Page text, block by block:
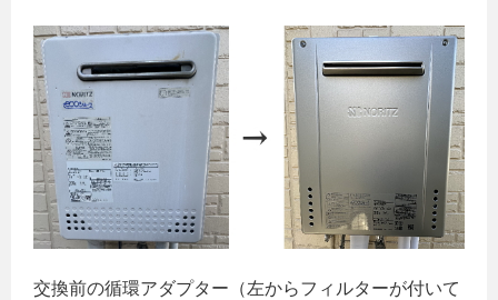
交換前の循環アダプター（左からフィルターが付いて